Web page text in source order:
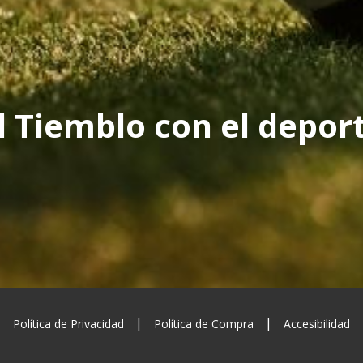
Tiemblo con el
Política de Privacidad | Política de Compra | Accesibilidad